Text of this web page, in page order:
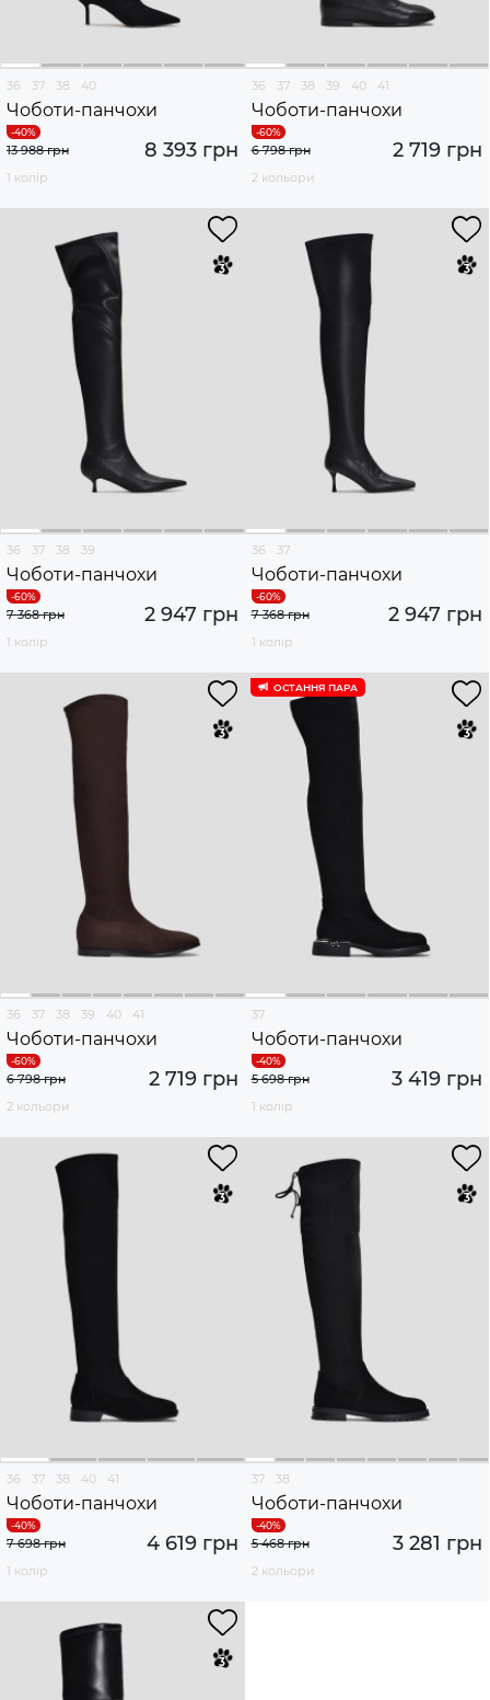
36 37 38 40
Чоботи-панчохи
8 393 грн
13 988 грн
1 колір
36 37 38 39 40 41
Чоботи-панчохи
2 719 грн
6 798 грн
2 кольори
36 37 38 39
Чоботи-панчохи
2 947 грн
7 368 грн
1 колір
36 37
Чоботи-панчохи
2 947 грн
7 368 грн
1 колір
36 37 38 39 40 41
Чоботи-панчохи
2 719 грн
6 798 грн
2 кольори
ОСТАННЯ ПАРА
37
Чоботи-панчохи
3 419 грн
5 698 грн
1 колір
36 37 38 40 41
Чоботи-панчохи
4 619 грн
7 698 грн
1 колір
37 38
Чоботи-панчохи
3 281 грн
5 468 грн
2 кольори